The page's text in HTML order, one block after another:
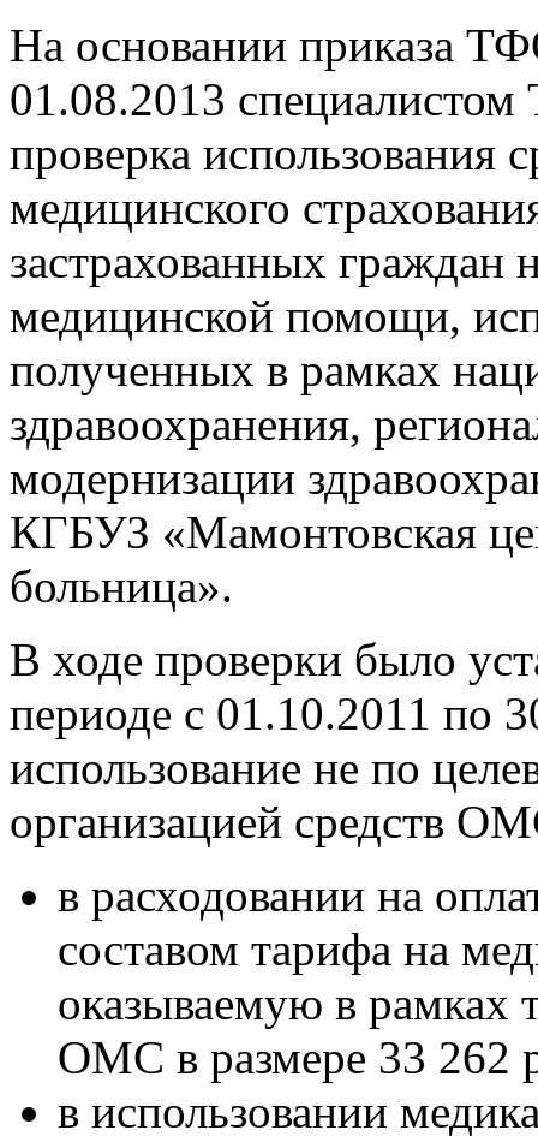
На основании приказа
01.08.2013
проверка использования
медицинского
застрахованных граждан
медицинской помощи,
полученных в рамках
здравоохранения,
модернизации
КГБУЗ «Мамонтовская
больница».
В ходе проверки было
периоде с 01.10.2011 по
использование не по
организацией средств
в расходовании на
составом тарифа на
оказываемую в рамках
ОМС в размере 33 262
в использовании